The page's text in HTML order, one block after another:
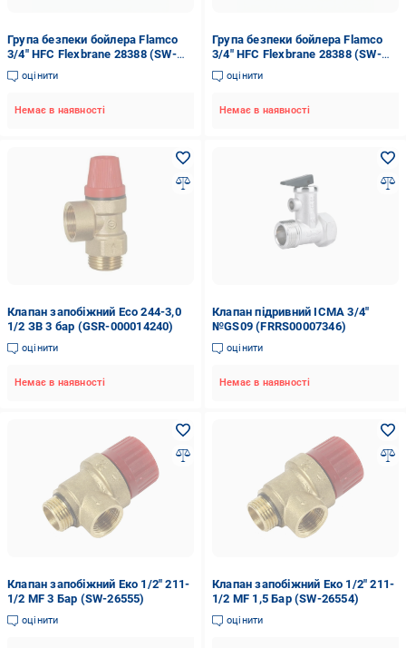
Група безпеки бойлера Flamco
3/4" HFC Flexbrane 28388 (SW-
86260)
оцінити
Немає в наявності
Група безпеки бойлера Flamco
3/4" HFC Flexbrane 28388 (SW-
86260)
оцінити
Немає в наявності
Клапан запобіжний Eco 244-3,0
1/2 ЗВ 3 бар (GSR-000014240)
оцінити
Немає в наявності
Клапан підривний ICMA 3/4"
№GS09 (FRRS00007346)
оцінити
Немає в наявності
Клапан запобіжний Еко 1/2" 211-
1/2 MF 3 Бар (SW-26555)
оцінити
Клапан запобіжний Еко 1/2" 211-
1/2 MF 1,5 Бар (SW-26554)
оцінити